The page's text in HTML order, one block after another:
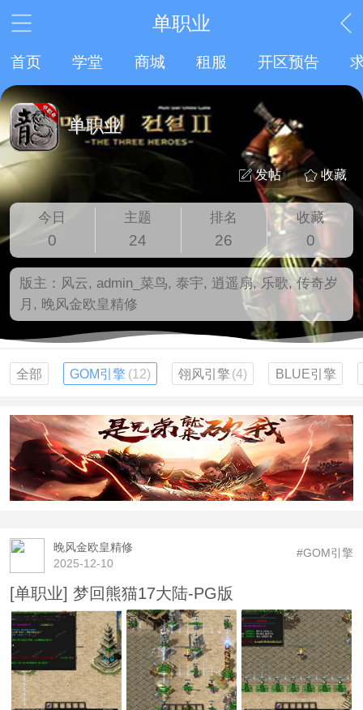
单职业
首页 学堂 商城 租服 开区预告
单职业
收藏
发帖
今日
0
主题
24
排名
26
收藏
0
版主： 风云, admin_菜鸟, 泰宇, 逍遥扇, 乐歌,传奇岁
月 , 晚风金欧皇精修
全部 GOM引擎 (12) 翎风引擎 (4) BLUE引擎
晚风金欧皇精修
2025-12-10
#GOM引擎
[单职业] 梦回熊猫17大陆-PG版